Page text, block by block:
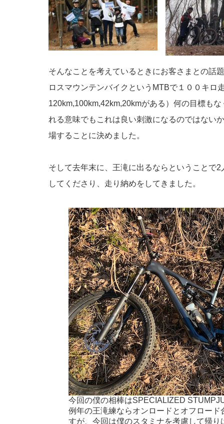
そんなことを考えているときにお客さまとの話
ロスマウンテンバイクというMTBで１００キロ
120km,100km,42km,20kmがある）何の目標も
れる意味でもこれは良い刺激になるのではない
場することに決めました。
そして去年末に、王滝に出るならということで
してくださり、走り納めをしてきました。
今回の僕の相棒はSPECIALIZED
例年の王滝練ならオンロードとオフロー
すが、今回は僕のスタミナを考慮して帰